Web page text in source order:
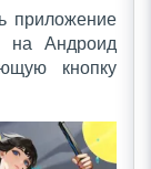
приложение
на Андроид
кнопку